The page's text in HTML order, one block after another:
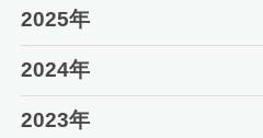
2025年
2024年
2023年